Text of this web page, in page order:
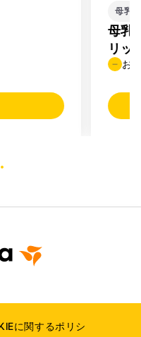
母乳
母乳
リッ
お
に関するポリシ